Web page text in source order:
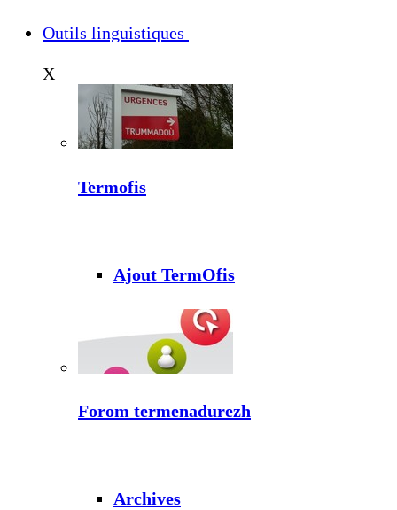
Outils linguistiques
X
Termofis
Ajout TermOfis
Forom termenadurezh
Archives